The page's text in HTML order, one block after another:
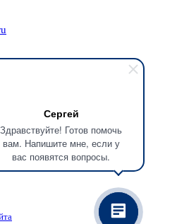
Сергей
Здравствуйте! Готов помочь
вам. Напишите мне, если у
вас появятся вопросы.
Бесплатный замер